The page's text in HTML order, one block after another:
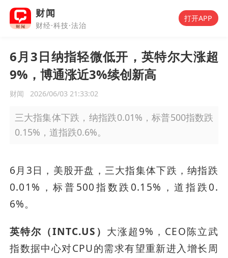
财闻
财经·科技·法治
打开APP
6月3日纳指轻微低开，英特尔大涨超
9%，博通涨近3%续创新高
财闻 2026/06/03 21:33:02
三大指集体下跌，纳指跌0.01%，标普500指数跌
0.15%，道指跌0.6%。
6月3日，美股开盘，三大指集体下跌，纳指跌
0.01%，标普500指数跌0.15%，道指跌0.
6%。
英特尔（INTC.US） 大涨超9%，CEO陈立武
指数据中心对CPU的需求有望重新进入增长周